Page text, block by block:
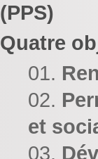
(PPS)
Quatre
et